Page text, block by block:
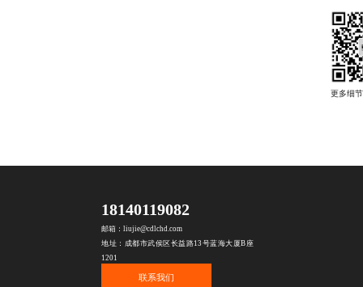
18140119082
邮箱：liujie@cdlchd.com
地址：成都市武侯区长益路13号蓝海大厦B座
1201
联系我们